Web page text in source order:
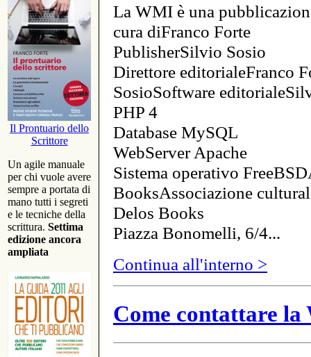
Il Prontuario dello
Scrittore
Un agile manuale
per chi vuole avere
sempre a portata di
mano tutti i segreti
e le tecniche della
scrittura. Settima
edizione ancora
ampliata
La WMI è una
cura diFranco Forte
PublisherSilvio Sosio
Direttore editorialeFranco
SosioSoftware
PHP 4
Database MySQL
WebServer Apache
Sistema operativo
BooksAssociazione
Delos Books
Piazza Bonomelli, 6/4...
Continua all'interno >
Come contattare